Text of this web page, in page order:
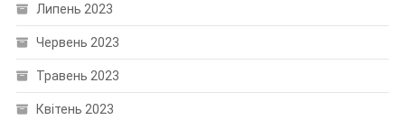
Липень 2023
Червень 2023
Травень 2023
Квітень 2023